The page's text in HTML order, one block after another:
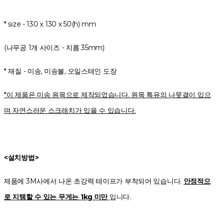
* size - 130 x 130 x 50(h) mm
(나무공 1개 사이즈 - 지름 35mm)
* 재질 - 미송, 미송볼, 오일스테인 도장
*이 제품은 미송 원목으로 제작되었습니다. 원목 특유의 나뭇결이 있으
며 자연스러운 스크래치가 있을 수 있습니다.
<설치방법>
제품에 3M사에서 나온 초강력 테이프가 부착되어 있습니다. 안정적으
로 지탱할 수 있는 무게는 1kg 미만 입니다.